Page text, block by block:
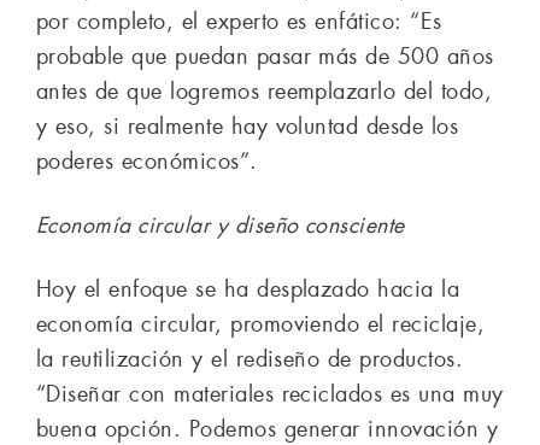
por completo, el experto es enfático: “Es
probable que puedan pasar más de 500 años
antes de que logremos reemplazarlo del todo,
y eso, si realmente hay voluntad desde los
poderes económicos”.
Economía circular y diseño consciente
Hoy el enfoque se ha desplazado hacia la
economía circular, promoviendo el reciclaje,
la reutilización y el rediseño de productos.
“Diseñar con materiales reciclados es una muy
buena opción. Podemos generar innovación y